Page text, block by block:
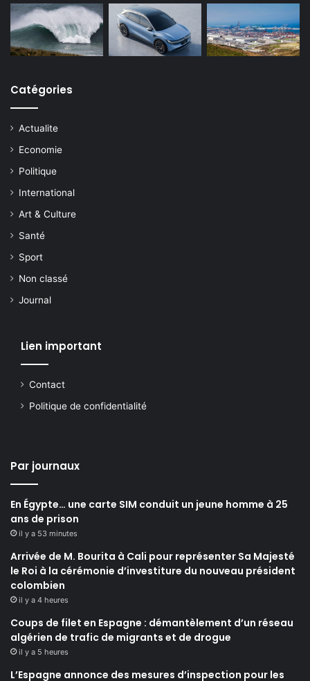
Catégories
Actualite
Economie
Politique
International
Art & Culture
Santé
Sport
Non classé
Journal
Lien important
Contact
Politique de confidentialité
Par journaux
En Égypte… une carte SIM conduit un jeune homme à 25
ans de prison
il y a 53 minutes
Arrivée de M. Bourita à Cali pour représenter Sa Majesté
le Roi à la cérémonie d’investiture du nouveau président
colombien
il y a 4 heures
Coups de filet en Espagne : démantèlement d’un réseau
algérien de trafic de migrants et de drogue
il y a 5 heures
L’Espagne annonce des mesures d’inspection pour les